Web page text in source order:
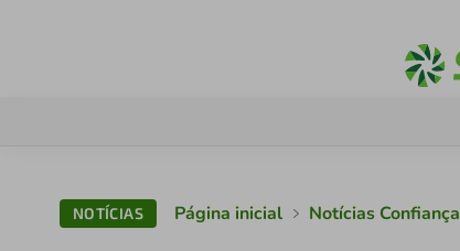
NOTÍCIAS Página inicial Notícias Confiança